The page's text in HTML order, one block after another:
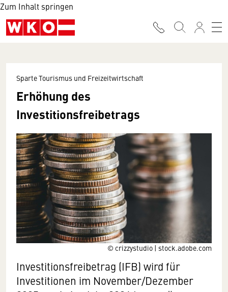
Zum Inhalt springen
© crizzystudio | stock.adobe.com
Sparte Tourismus und Freizeitwirtschaft
Erhöhung des
Investitionsfreibetrags
Investitionsfreibetrag (IFB) wird für
Investitionen im November/Dezember